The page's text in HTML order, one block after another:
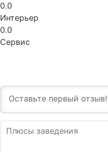
0.0
Интерьер
0.0
Сервис